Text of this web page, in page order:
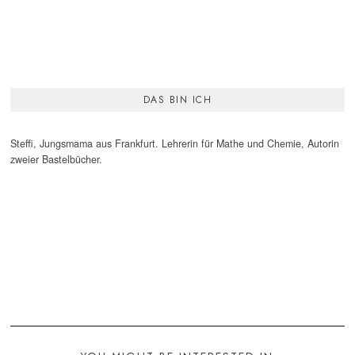
DAS BIN ICH
Steffi, Jungsmama aus Frankfurt. Lehrerin für Mathe und Chemie, Autorin
zweier Bastelbücher.